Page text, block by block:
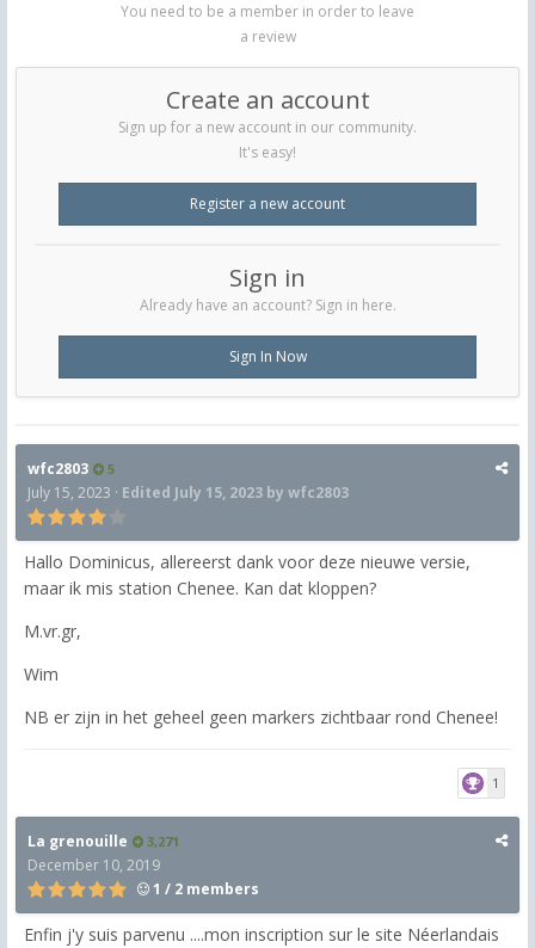
You need to be a member in order to leave
a review
Create an account
Sign up for a new account in our community.
It's easy!
Register a new account
Sign in
Already have an account? Sign in here.
Sign In Now
wfc2803 5
July 15, 2023 · Edited July 15, 2023 by wfc2803
Hallo Dominicus, allereerst dank voor deze nieuwe versie,
maar ik mis station Chenee. Kan dat kloppen?
M.vr.gr,
Wim
NB er zijn in het geheel geen markers zichtbaar rond Chenee!
1
La grenouille 3,271
December 10, 2019
1 / 2 members
Enfin j'y suis parvenu ....mon inscription sur le site Néerlandais